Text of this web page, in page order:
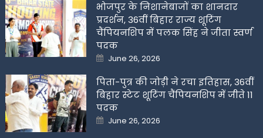
भोजपुर के निशानेबाजों का शानदार
प्रदर्शन, 36वीं बिहार राज्य शूटिंग
चैंपियनशिप में पलक सिंह ने जीता स्वर्ण
पदक
Posted
on
June 26, 2026
पिता-पुत्र की जोड़ी ने रचा इतिहास, 36वीं
बिहार स्टेट शूटिंग चैंपियनशिप में जीते 11
पदक
Posted
on
June 26, 2026